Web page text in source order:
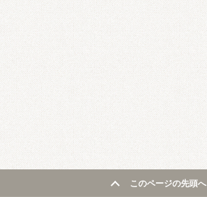
このページの先頭へ